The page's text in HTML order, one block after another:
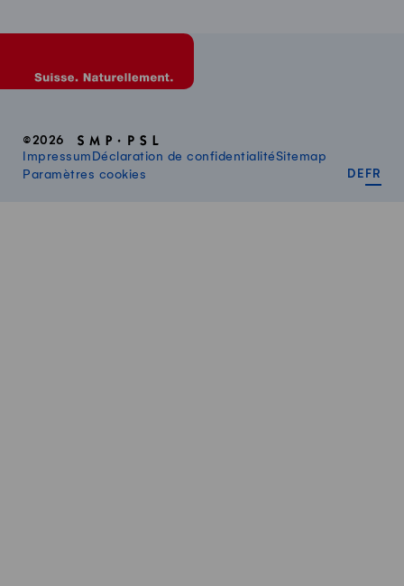
©2026
Impressum Déclaration de confidentialitéSitemap
Paramètres cookies
DE FR